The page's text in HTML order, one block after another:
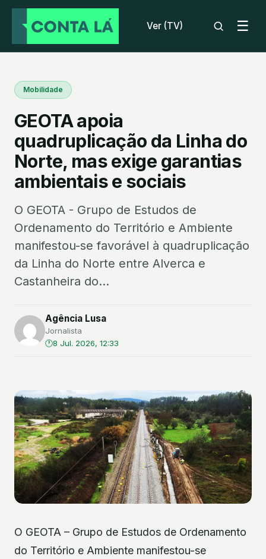
Ver (TV) ☰
Mobilidade
GEOTA apoia
quadruplicação da Linha do
Norte, mas exige garantias
ambientais e sociais
O GEOTA - Grupo de Estudos de
Ordenamento do Território e Ambiente
manifestou-se favorável à quadruplicação
da Linha do Norte entre Alverca e
Castanheira do...
Agência Lusa
Jornalista
8 Jul. 2026, 12:33
O GEOTA – Grupo de Estudos de Ordenamento
do Território e Ambiente manifestou-se